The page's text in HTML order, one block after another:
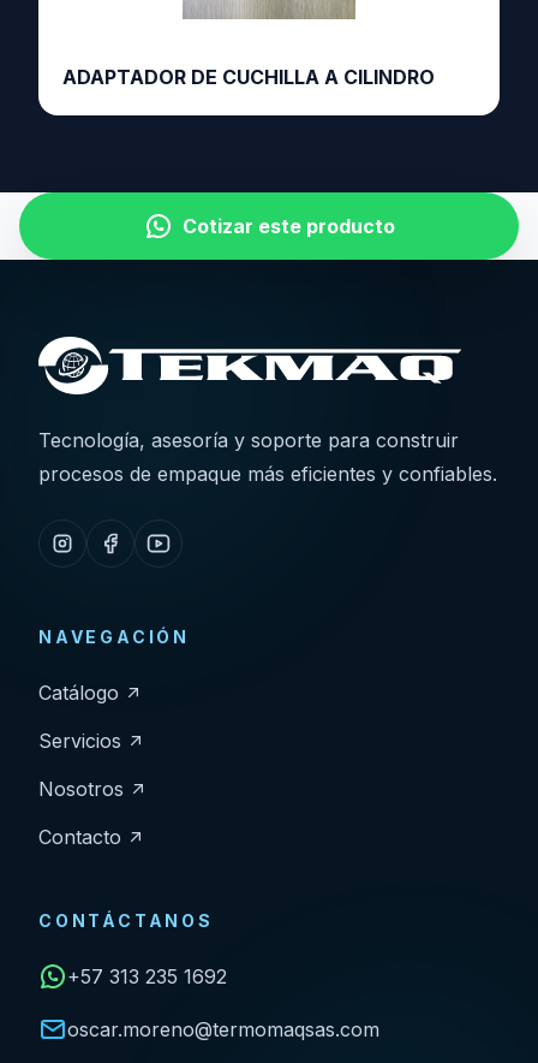
ADAPTADOR DE CUCHILLA A CILINDRO
Cotizar este producto
Tecnología, asesoría y soporte para construir
procesos de empaque más eficientes y confiables.
NAVEGACIÓN
Catálogo
Servicios
Nosotros
Contacto
CONTÁCTANOS
+57 313 235 1692
oscar.moreno@termomaqsas.com